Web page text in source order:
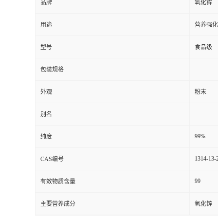
品牌 氧化锌
用途 营养强
型号 食品级
包装规格
外观 粉末
别名
纯度 99%
CAS编号 1314-13-
有效物质含量 99
主要营养成分 氧化锌